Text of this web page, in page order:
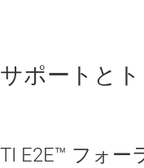
サポートと
TI E2E™ フォー